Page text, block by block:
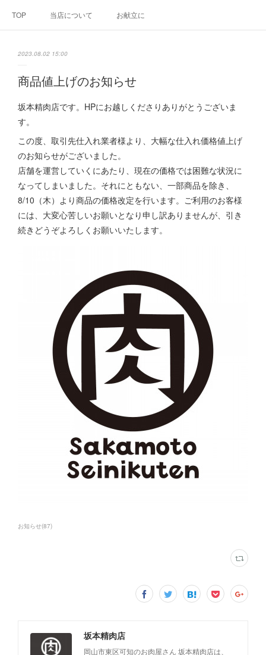
TOP 当店について お献立に
2023.08.02 15:00
商品値上げのお知らせ
坂本精肉店です。HPにお越しくださりありがとうございま
す。
この度、取引先仕入れ業者様より、大幅な仕入れ価格値上げ
のお知らせがございました。
店舗を運営していくにあたり、現在の価格では困難な状況に
なってしまいました。それにともない、一部商品を除き、
8/10（木）より商品の価格改定を行います。ご利用のお客様
には、大変心苦しいお願いとなり申し訳ありませんが、引き
続きどうぞよろしくお願いいたします。
お知らせ(87)
坂本精肉店
岡山市東区可知のお肉屋さん 坂本精肉店は、